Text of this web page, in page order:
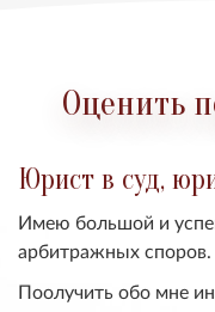
Оценить
Юрист в суд,
Имею большой и
арбитражных споров.
Поолучить обо мне